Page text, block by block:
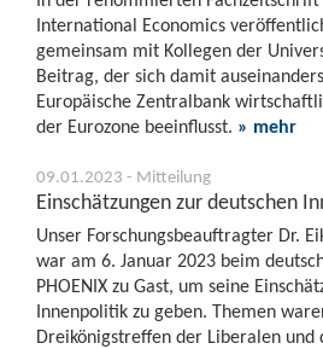
International Economics
gemeinsam mit Kollegen der
Beitrag, der sich damit
Europäische Zentralbank
der Eurozone beeinflusst. » mehr
09.01.2023 - Mitteilung
Einschätzungen zur deutschen
Unser Forschungsbeauftragter Dr.
war am 6. Januar 2023 beim
PHOENIX zu Gast, um seine
Innenpolitik zu geben. Themen
Dreikönigstreffen der Liberalen und